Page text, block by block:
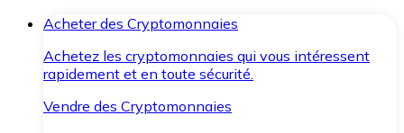
Acheter des Cryptomonnaies
Achetez les cryptomonnaies qui vous intéressent
rapidement et en toute sécurité.
Vendre des Cryptomonnaies